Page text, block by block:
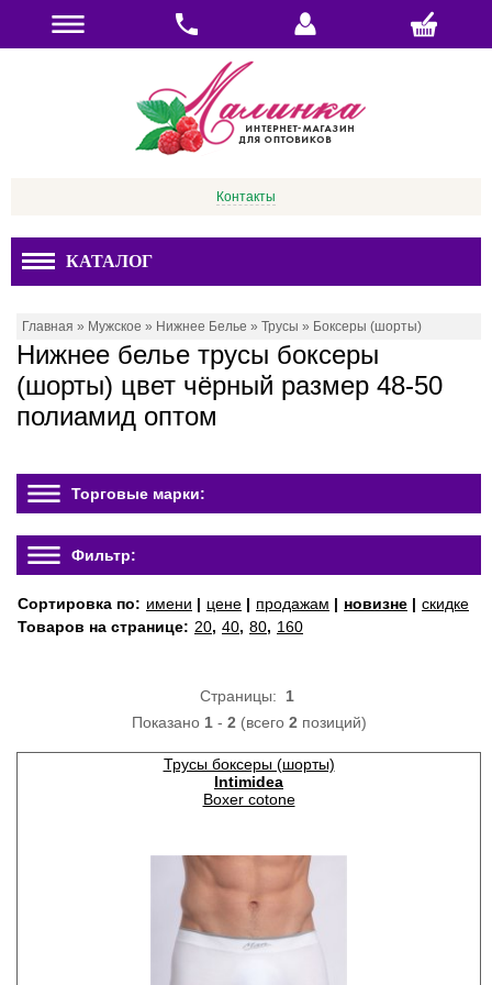
Контакты
КАТАЛОГ
Главная » Мужское » Нижнее Белье » Трусы » Боксеры (шорты)
Нижнее белье трусы боксеры
(шорты) цвет чёрный размер 48-50
полиамид оптом
Торговые марки:
Фильтр:
Сортировка по: имени | цене | продажам | новизне | скидке
Товаров на странице: 20, 40, 80, 160
Страницы: 1
Показано 1- 2 (всего 2 позиций)
Трусы боксеры (шорты)
Intimidea
Boxer cotone